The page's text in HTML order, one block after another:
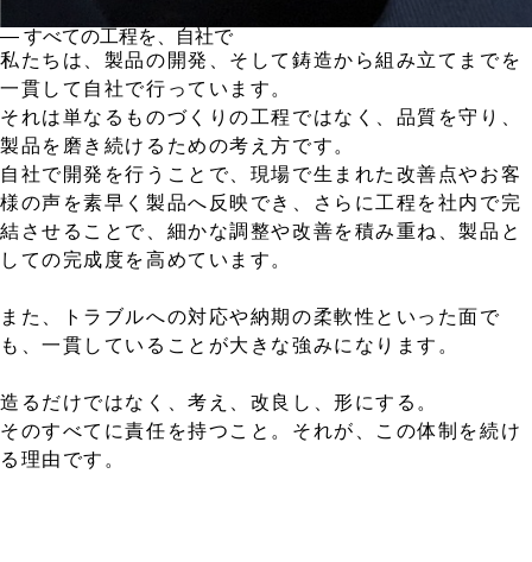
― すべての工程を、自社で
私たちは、製品の開発、そして鋳造から組み立てまでを
一貫して自社で行っています。
それは単なるものづくりの工程ではなく、品質を守り、
製品を磨き続けるための考え方です。
自社で開発を行うことで、現場で生まれた改善点やお客
様の声を素早く製品へ反映でき、さらに工程を社内で完
結させることで、細かな調整や改善を積み重ね、製品と
しての完成度を高めています。
また、トラブルへの対応や納期の柔軟性といった面で
も、一貫していることが大きな強みになります。
造るだけではなく、考え、改良し、形にする。
そのすべてに責任を持つこと。それが、この体制を続け
る理由です。